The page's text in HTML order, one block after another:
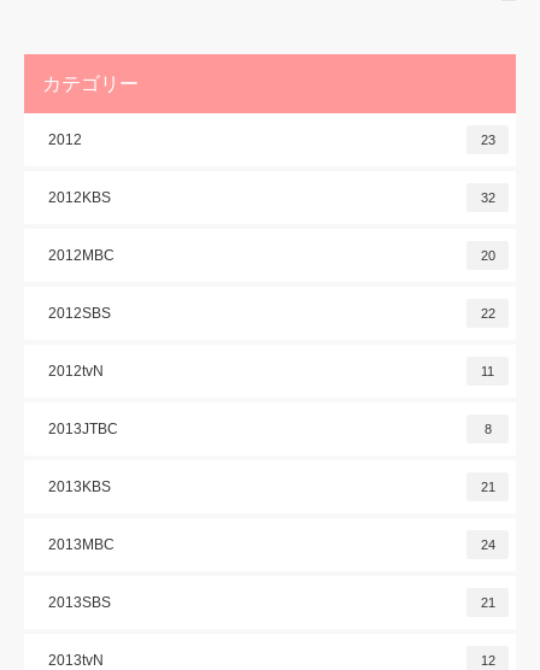
カテゴリー
2012 23
2012KBS 32
2012MBC 20
2012SBS 22
2012tvN 11
2013JTBC 8
2013KBS 21
2013MBC 24
2013SBS 21
2013tvN 12